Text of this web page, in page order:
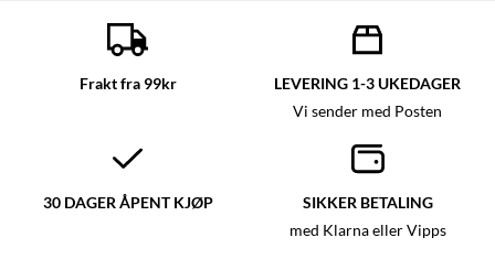
Frakt fra 99kr LEVERING 1-3 UKEDAGER
Vi sender med Posten
30 DAGER ÅPENT KJØP SIKKER BETALING
med Klarna eller Vipps